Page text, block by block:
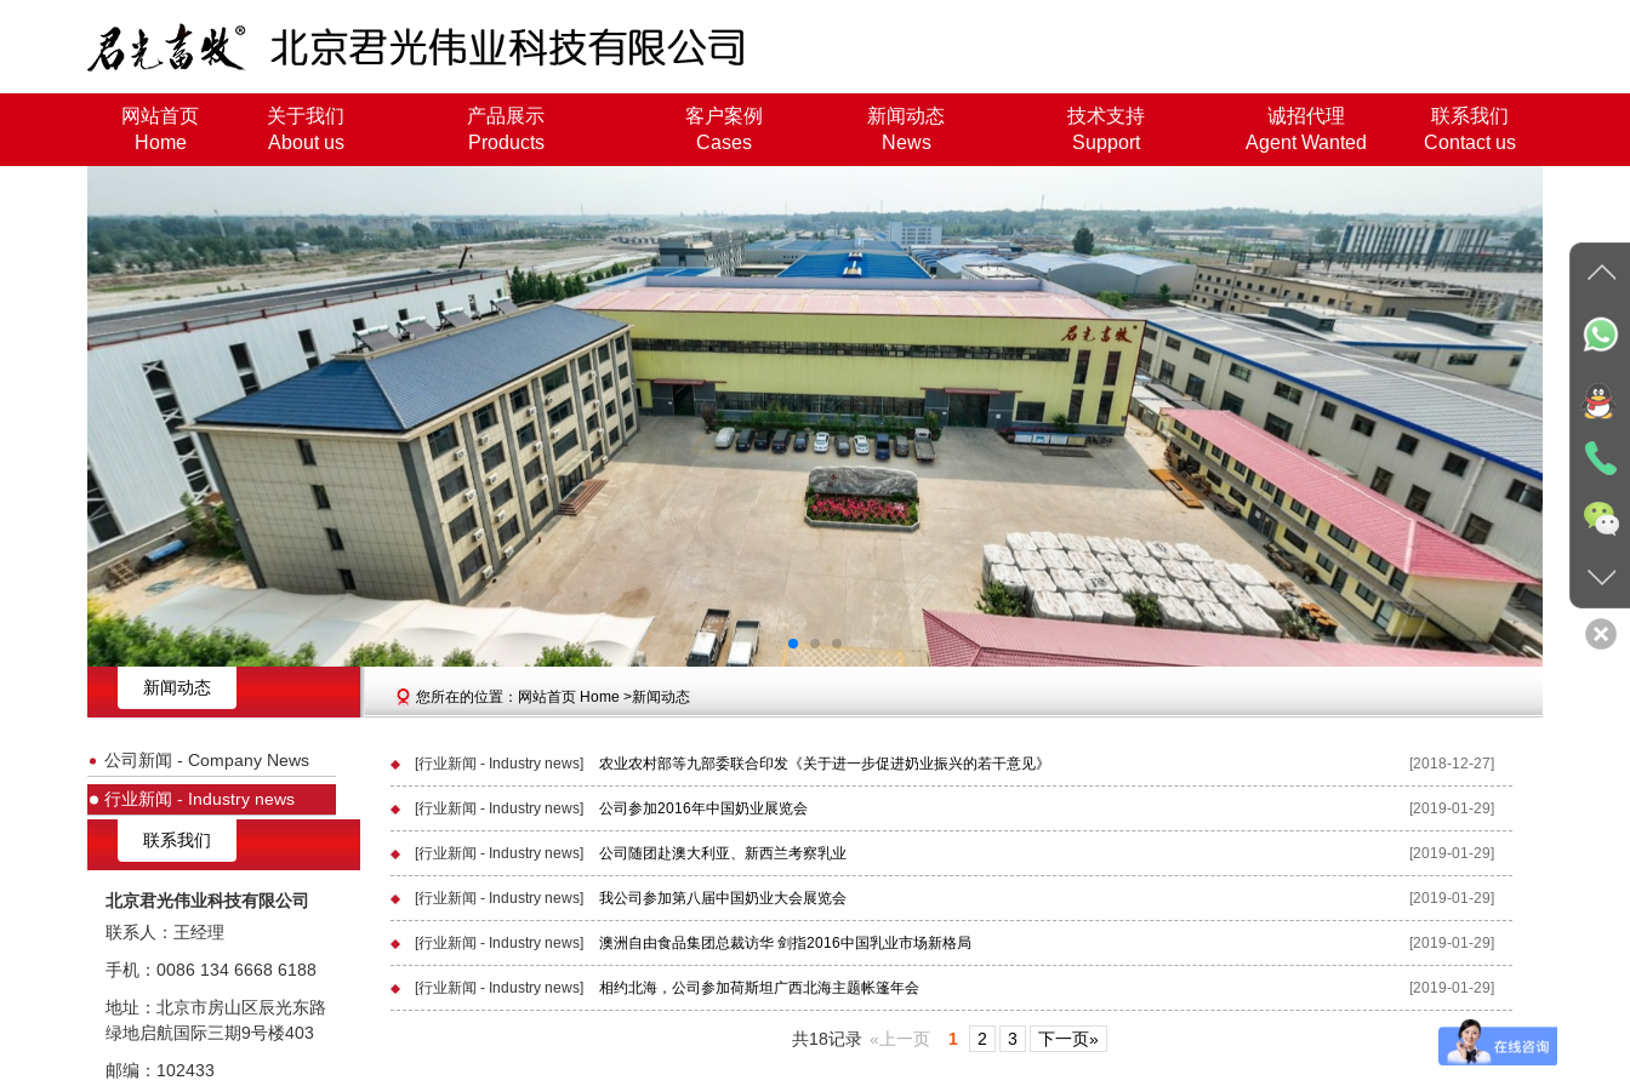
网站首页
Home
关于我们
About us
产品展示
Products
客户案例
Cases
新闻动态
News
技术支持
Support
诚招代理
Agent Wanted
联系我们
Contact us
新闻动态
公司新闻 - Company News
行业新闻 - Industry news
联系我们
北京君光伟业科技有限公司
联系人：王经理
手机：0086 134 6668 6188
地址：北京市房山区辰光东路
绿地启航国际三期9号楼403
邮编：102433
您所在的位置：网站首页 Home >新闻动态
[行业新闻 - Industry news] 农业农村部等九部委联合印发《关于进一步促进奶业振兴的若干意见》 [2018-12-27]
[行业新闻 - Industry news] 公司参加2016年中国奶业展览会 [2019-01-29]
[行业新闻 - Industry news] 公司随团赴澳大利亚、新西兰考察乳业 [2019-01-29]
[行业新闻 - Industry news] 我公司参加第八届中国奶业大会展览会 [2019-01-29]
[行业新闻 - Industry news] 澳洲自由食品集团总裁访华 剑指2016中国乳业市场新格局 [2019-01-29]
[行业新闻 - Industry news] 相约北海，公司参加荷斯坦广西北海主题帐篷年会 [2019-01-29]
共18记录 «上一页 1 2 3 下一页»